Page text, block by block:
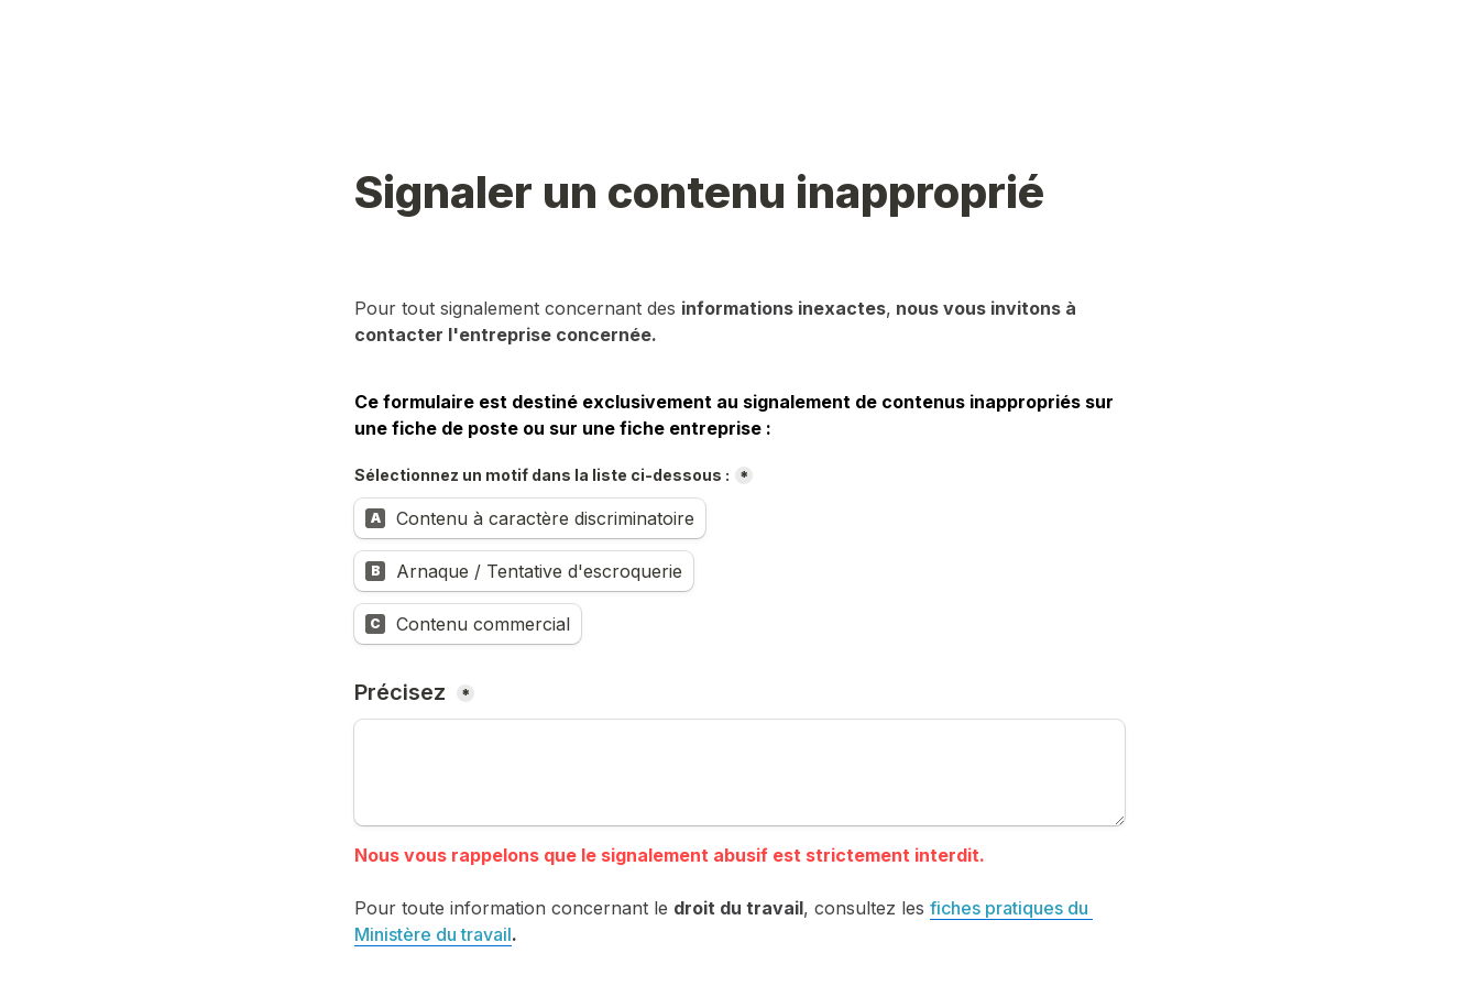
Signaler un contenu inapproprié
Pour tout signalement concernant des informations inexactes, nous vous invitons à
contacter l'entreprise concernée.
Ce formulaire est destiné exclusivement au signalement de contenus inappropriés sur
une fiche de poste ou sur une fiche entreprise :
Sélectionnez un motif dans la liste ci-dessous : *
A Contenu à caractère discriminatoire
B Arnaque / Tentative d'escroquerie
C Contenu commercial
Précisez *
Pour toute information concernant le droit du travail, consultez les fiches pratiques du
Ministère du travail